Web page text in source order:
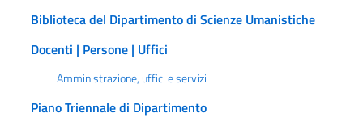
Biblioteca del Dipartimento di Scienze Umanistiche
Docenti | Persone | Uffici
Amministrazione, uffici e servizi
Piano Triennale di Dipartimento